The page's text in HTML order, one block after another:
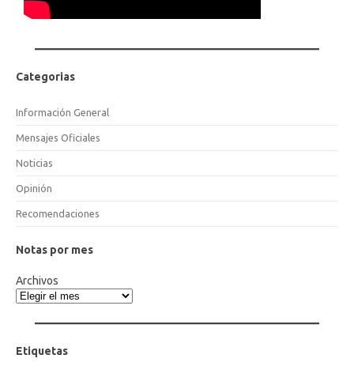
Categorias
Información General
Mensajes Oficiales
Noticias
Opinión
Recomendaciones
Notas por mes
Archivos
Etiquetas